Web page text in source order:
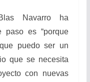
Navarro ha
es “porque
puedo ser un
que se necesita
con nuevas